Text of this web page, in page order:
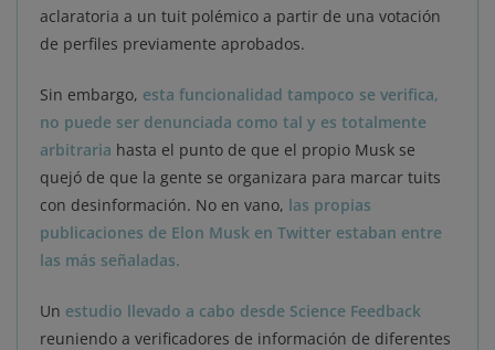
aclaratoria a un tuit polémico a partir de una votación
de perfiles previamente aprobados.
Sin embargo, esta funcionalidad tampoco se verifica,
no puede ser denunciada como tal y es totalmente
arbitraria hasta el punto de que el propio Musk se
quejó de que la gente se organizara para marcar tuits
con desinformación. No en vano, las propias
publicaciones de Elon Musk en Twitter estaban entre
las más señaladas.
Un estudio llevado a cabo desde Science Feedback
reuniendo a verificadores de información de diferentes